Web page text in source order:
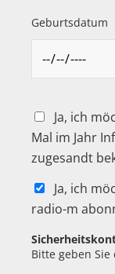
Geburtsdatum
Ja, ich
Mal im Jahr
zugesandt
Ja, ich
radio-m
Bitte geben